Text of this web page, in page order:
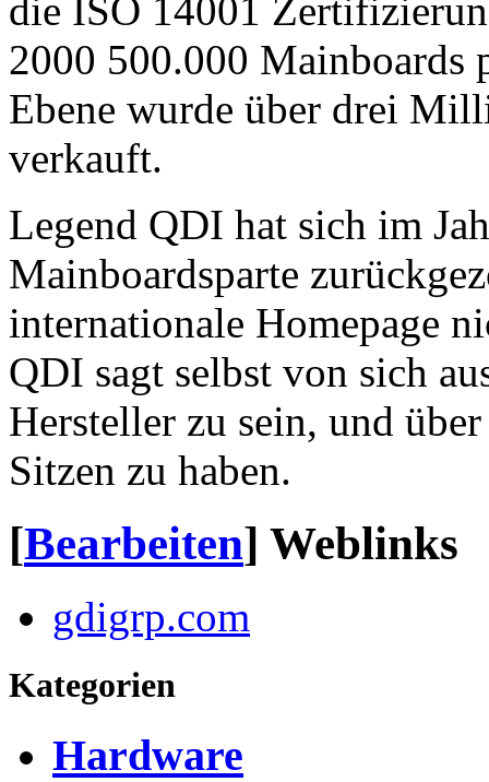
die ISO 14001
2000 500.000 Mainboards
Ebene wurde über drei
verkauft.
Legend QDI hat sich im
Mainboardsparte
internationale Homepage
QDI sagt selbst von sich
Hersteller zu sein, und
Sitzen zu haben.
[Bearbeiten] Weblinks
gdigrp.com
Kategorien
Hardware